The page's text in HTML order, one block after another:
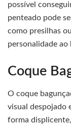
possível
penteado pode
como presilhas
personalidade ao
Coque
O coque
visual despojado
forma